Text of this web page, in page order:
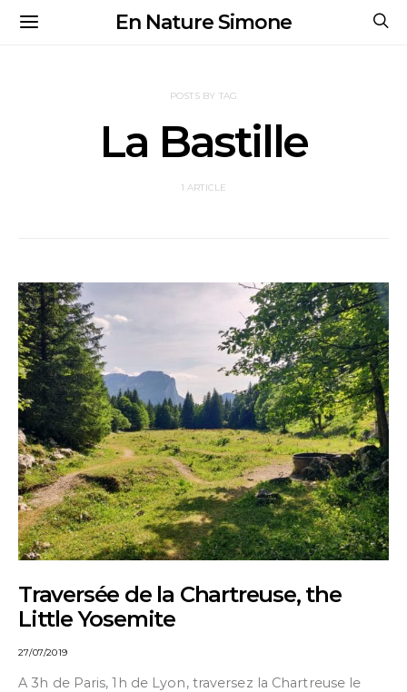
En Nature Simone
POSTS BY TAG
La Bastille
1 ARTICLE
Traversée de la Chartreuse, the
Little Yosemite
27/07/2019
A 3h de Paris, 1h de Lyon, traversez la Chartreuse le